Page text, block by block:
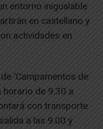
entorno inigualable
en castellano y
actividades en
‘Campamentos de
horario de 9.30 a
con transporte
a las 9.00 y